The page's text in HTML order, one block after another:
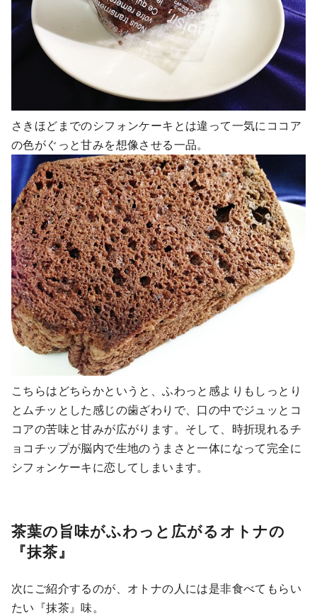
さきほどまでのシフォンケーキとは違って一気にココア
の色がぐっと甘みを想像させる一品。
こちらはどちらかというと、ふわっと感よりもしっとり
とムチッとした感じの歯ざわりで、口の中でジュッとコ
コアの苦味と甘みが広がります。そして、時折現れるチ
ョコチップが脳内で生地のうまさと一体になって完全に
シフォンケーキに恋してしまいます。
茶葉の旨味がふわっと広がるオトナの
『抹茶』
次にご紹介するのが、オトナの人には是非食べてもらい
たい『抹茶』味。